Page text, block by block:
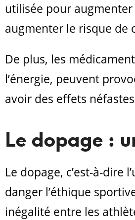
utilisée pour
augmenter le risque de
De plus, les
l’énergie, peuvent
avoir des effets
Le dopage :
Le dopage, c’est-à-
danger l’éthique
inégalité entre les